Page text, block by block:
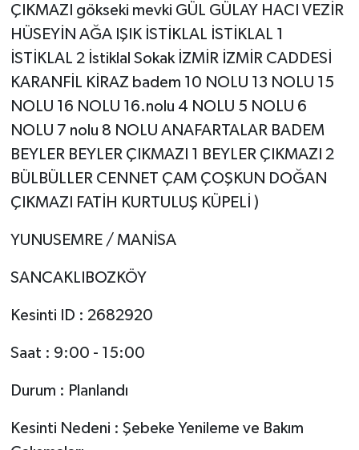
ÇIKMAZI gökseki mevki GÜL GÜLAY HACI VEZİR
HÜSEYİN AĞA IŞIK İSTİKLAL İSTİKLAL 1
İSTİKLAL 2 İstiklal Sokak İZMİR İZMİR CADDESİ
KARANFİL KİRAZ badem 10 NOLU 13 NOLU 15
NOLU 16 NOLU 16.nolu 4 NOLU 5 NOLU 6
NOLU 7 nolu 8 NOLU ANAFARTALAR BADEM
BEYLER BEYLER ÇIKMAZI 1 BEYLER ÇIKMAZI 2
BÜLBÜLLER CENNET ÇAM ÇOŞKUN DOĞAN
ÇIKMAZI FATİH KURTULUŞ KÜPELİ )
YUNUSEMRE / MANİSA
SANCAKLIBOZKÖY
Kesinti ID : 2682920
Saat : 9:00 - 15:00
Durum : Planlandı
Kesinti Nedeni : Şebeke Yenileme ve Bakım